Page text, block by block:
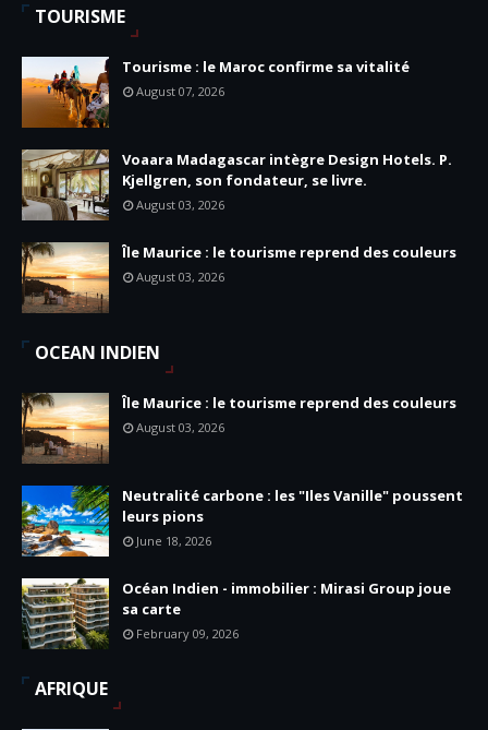
TOURISME
Tourisme : le Maroc confirme sa vitalité
August 07, 2026
Voaara Madagascar intègre Design Hotels. P.
Kjellgren, son fondateur, se livre.
August 03, 2026
Île Maurice : le tourisme reprend des couleurs
August 03, 2026
OCEAN INDIEN
Île Maurice : le tourisme reprend des couleurs
August 03, 2026
Neutralité carbone : les "Iles Vanille" poussent
leurs pions
June 18, 2026
Océan Indien - immobilier : Mirasi Group joue
sa carte
February 09, 2026
AFRIQUE